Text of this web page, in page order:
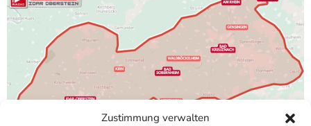
Zustimmung verwalten